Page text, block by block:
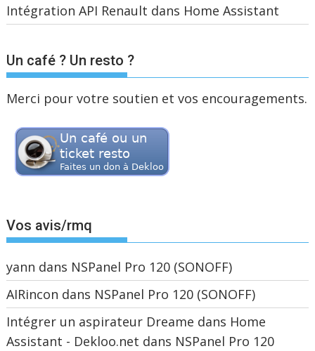
Intégration API Renault dans Home Assistant
Un café ? Un resto ?
Merci pour votre soutien et vos encouragements.
Vos avis/rmq
yann dans NSPanel Pro 120 (SONOFF)
AIRincon dans NSPanel Pro 120 (SONOFF)
Intégrer un aspirateur Dreame dans Home
Assistant - Dekloo.net dans NSPanel Pro 120